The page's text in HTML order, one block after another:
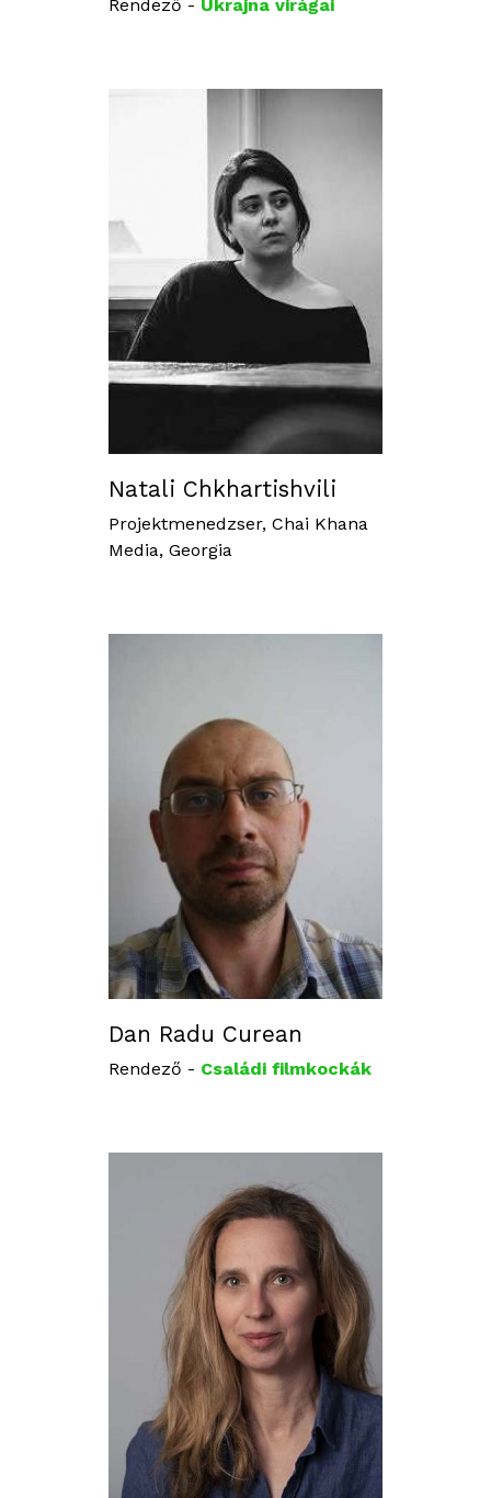
Rendező - Ukrajna virágai
Natali Chkhartishvili
Projektmenedzser, Chai Khana
Media, Georgia
Dan Radu Curean
Rendező - Családi filmkockák